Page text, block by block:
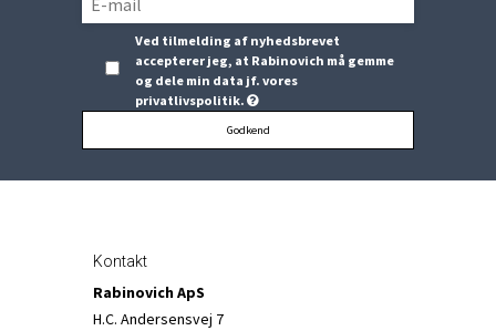
Ved tilmelding af nyhedsbrevet
accepterer jeg, at Rabinovich må gemme
og dele min data jf. vores
privatlivspolitik.
Godkend
Kontakt
Rabinovich ApS
H.C. Andersensvej 7